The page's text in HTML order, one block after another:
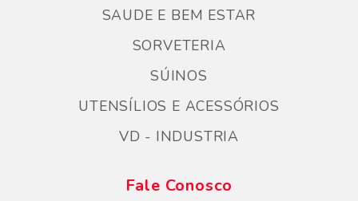
SAUDE E BEM ESTAR
SORVETERIA
SÚINOS
UTENSÍLIOS E ACESSÓRIOS
VD - INDUSTRIA
Fale Conosco